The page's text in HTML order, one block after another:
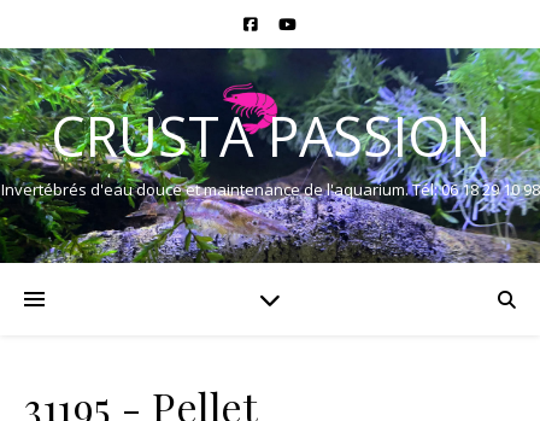
CRUSTA PASSION
Invertébrés d'eau douce et maintenance de l'aquarium. Tél: 06 18 29 10 98
31195 - Pellet